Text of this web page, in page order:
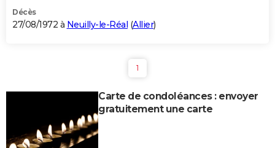
Décès
27/08/1972 à Neuilly-le-Réal (Allier)
1
Carte de condoléances : envoyer
gratuitement une carte